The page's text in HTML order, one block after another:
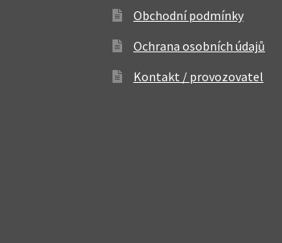
Obchodní podmínky
Ochrana osobních údajů
Kontakt / provozovatel